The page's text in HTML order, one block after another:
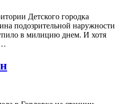
Детского городка
подозрительной наружности
в милицию днем. И хотя